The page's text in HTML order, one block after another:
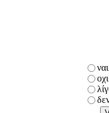
ναι
οχι